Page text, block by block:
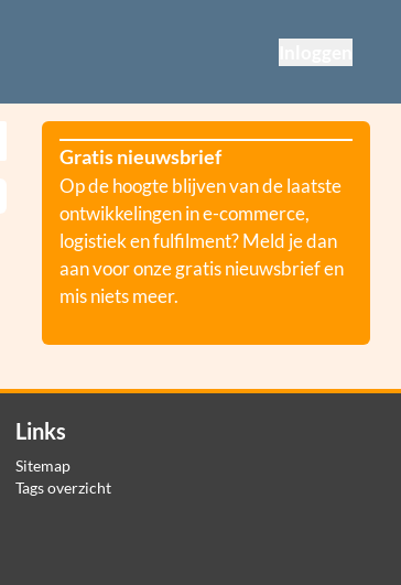
Gratis nieuwsbrief
Op de hoogte blijven van de laatste
ontwikkelingen in e-commerce,
logistiek en fulfilment? Meld je dan
aan voor onze gratis nieuwsbrief en
mis niets meer.
Links
Sitemap
Tags overzicht